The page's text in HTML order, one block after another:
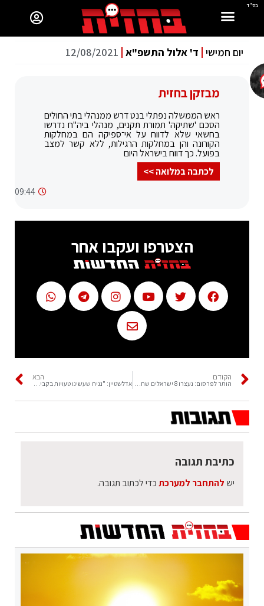
בס"ד
יום חמישי ד' אלול התשפ"א 12/08/2021
מבזקן בחזית
ראש הממשלה נפתלי בנט דרש ממנהלי בתי החולים
הסכם 'שתיקה' תמורת תקנים, מנהלי ביה"ח נדרשו
בחשאי שלא לדווח על אי־ספיקה הם במחלקות
הקורונה והן במחלקות הרגילות, ללא קשר למצב
בפועל. כך דווח בישראל היום
לכתבה במלואה >>
09:44
הצטרפו ועקבו אחר
הקודם הבא
כתיבת תגובה
יש להתחבר למערכתכדי לכתוב תגובה.